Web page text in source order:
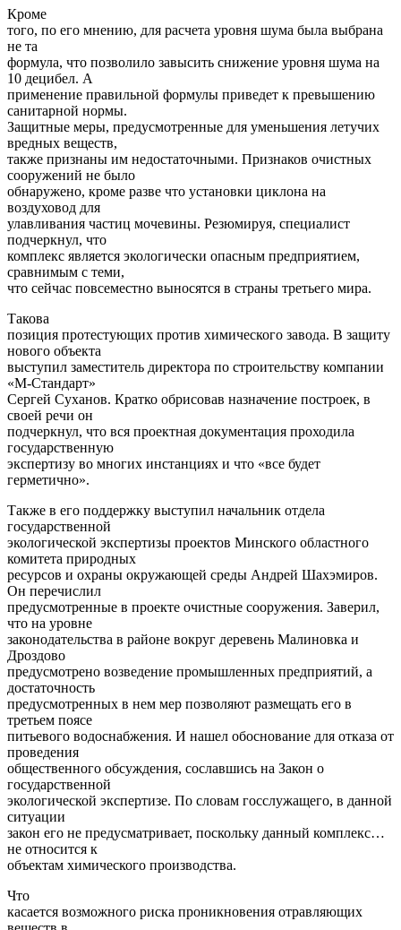
Кроме
того, по его мнению, для расчета уровня шума была выбрана
не та
формула, что позволило завысить снижение уровня шума на
10 децибел. А
применение правильной формулы приведет к превышению
санитарной нормы.
Защитные меры, предусмотренные для уменьшения летучих
вредных веществ,
также признаны им недостаточными. Признаков очистных
сооружений не было
обнаружено, кроме разве что установки циклона на
воздуховод для
улавливания частиц мочевины. Резюмируя, специалист
подчеркнул, что
комплекс является экологически опасным предприятием,
сравнимым с теми,
что сейчас повсеместно выносятся в страны третьего мира.
Такова
позиция протестующих против химического завода. В защиту
нового объекта
выступил заместитель директора по строительству компании
«М-Стандарт»
Сергей Суханов. Кратко обрисовав назначение построек, в
своей речи он
подчеркнул, что вся проектная документация проходила
государственную
экспертизу во многих инстанциях и что «все будет
герметично».
Также в его поддержку выступил начальник отдела
государственной
экологической экспертизы проектов Минского областного
комитета природных
ресурсов и охраны окружающей среды Андрей Шахэмиров.
Он перечислил
предусмотренные в проекте очистные сооружения. Заверил,
что на уровне
законодательства в районе вокруг деревень Малиновка и
Дроздово
предусмотрено возведение промышленных предприятий, а
достаточность
предусмотренных в нем мер позволяют размещать его в
третьем поясе
питьевого водоснабжения. И нашел обоснование для отказа от
проведения
общественного обсуждения, сославшись на Закон о
государственной
экологической экспертизе. По словам госслужащего, в данной
ситуации
закон его не предусматривает, поскольку данный комплекс…
не относится к
объектам химического производства.
Что
касается возможного риска проникновения отравляющих